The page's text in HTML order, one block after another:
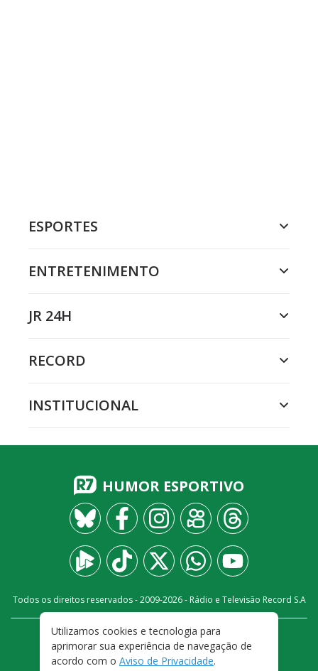
ESPORTES
ENTRETENIMENTO
JR 24H
RECORD
INSTITUCIONAL
HUMOR ESPORTIVO
Todos os direitos reservados - 2009-2026- Rádio e Televisão Record S.A
FALE CONOSCO
PRIVACIDADE
TERMOS E CONDIÇÕES DE USO
Utilizamos cookies e tecnologia para
aprimorar sua experiência de navegação de
acordo com o Aviso de Privacidade.